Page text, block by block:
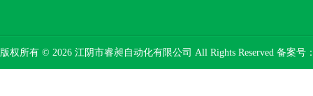
版权所有 © 2026 江阴市睿昶自动化有限公司 All Rights Reserved 备案号